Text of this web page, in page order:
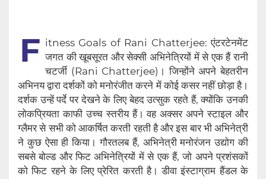
F itness Goals of Rani Chatterjee: एंटरटेनमेंट
जगत की खूबसूरत और सेक्सी अभिनेत्रियों में से एक हैं रानी
चटर्जी (Rani Chatterjee)। जिन्होंने अपने बेहतरीन
अभिनय द्वारा दर्शकों को मनोरंजीत करने में कोई कसर नहीं छोड़ा है।
दर्शक उन्हें पर्दे पर देखने के लिए बेहद उत्सुक रहते हैं, क्योंकि उनकी
लोकप्रियता काफी उच्च स्तरीय हैं। वह अक्सर अपने स्टाइल और
ग्लैमर से सभी को आकर्षित करती रहती है और इस बार भी अभिनेत्री
ने कुछ ऐसा ही किया। गौरतलब हैं, अभिनेत्री मनोरंजन उद्योग की
सबसे बोल्ड और फिट अभिनेत्रियों में से एक हैं, जो अपने प्रशंसकों
को फिट रहने के लिए प्रेरित करती है। डीवा इंस्टाग्राम हैंडल के